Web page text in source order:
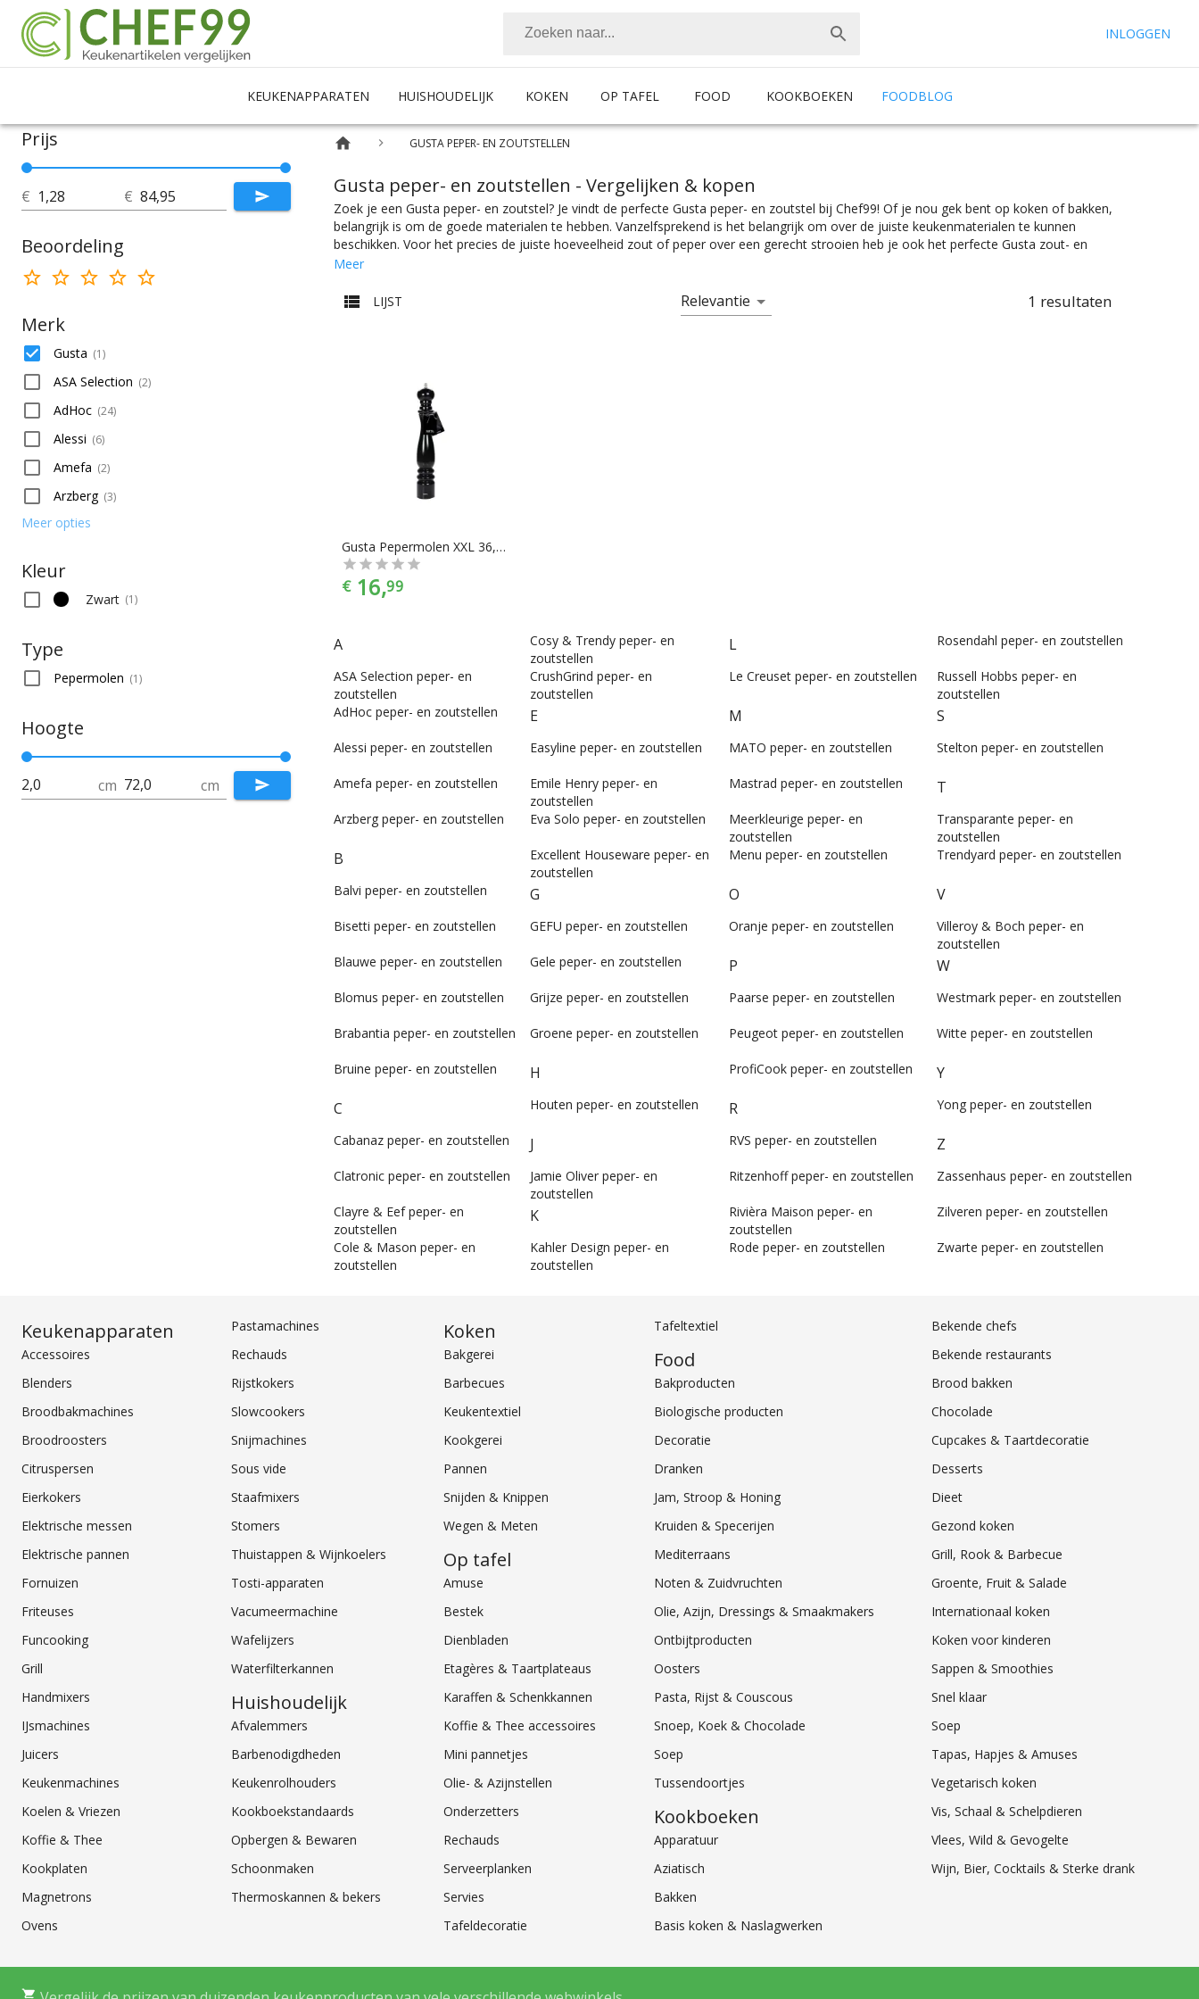
INLOGGEN
KEUKENAPPARATEN HUISHOUDELIJK KOKEN OP TAFEL FOOD KOOKBOEKEN FOODBLOG
Prijs
€ €
Beoordeling
Merk
Gusta (1)
ASA Selection (2)
AdHoc (24)
Alessi (6)
Amefa (2)
Arzberg (3)
Meer opties
Kleur
Zwart (1)
Type
Pepermolen (1)
Hoogte
cm cm
GUSTA PEPER- EN ZOUTSTELLEN
Gusta peper- en zoutstellen - Vergelijken & kopen
Zoek je een Gusta peper- en zoutstel? Je vindt de perfecte Gusta peper- en zoutstel bij Chef99! Of je nou gek bent op koken of bakken,
belangrijk is om de goede materialen te hebben. Vanzelfsprekend is het belangrijk om over de juiste keukenmaterialen te kunnen
beschikken. Voor het precies de juiste hoeveelheid zout of peper over een gerecht strooien heb je ook het perfecte Gusta zout- en
peperstel nodig. Ook het juiste Gusta zout- en peperstel vind je bij Chef99. Of je nou een elektrische pepermolen wilt hebben of een
makkelijk het product met de juiste specificaties. Of je nou een modern uitziend peper- en zoutstel wilt hebben als echte eyecatcher op
tafel of een simpel peper- en zoutstel voor alleen in de keuken, je vindt makkelijk wat je nodig hebt bij Chef99. Peper- en zoutstellen zijn
Meer
LIJST Relevantie 1 resultaten
Gusta Pepermolen XXL 36,5 cm
€ 16,99
A
ASA Selection peper- en
zoutstellen
AdHoc peper- en zoutstellen
Alessi peper- en zoutstellen
Amefa peper- en zoutstellen
Arzberg peper- en zoutstellen
B
Balvi peper- en zoutstellen
Bisetti peper- en zoutstellen
Blauwe peper- en zoutstellen
Blomus peper- en zoutstellen
Brabantia peper- en zoutstellen
Bruine peper- en zoutstellen
C
Cabanaz peper- en zoutstellen
Clatronic peper- en zoutstellen
Clayre & Eef peper- en
zoutstellen
Cole & Mason peper- en
zoutstellen
Cosy & Trendy peper- en
zoutstellen
CrushGrind peper- en
zoutstellen
E
Easyline peper- en zoutstellen
Emile Henry peper- en
zoutstellen
Eva Solo peper- en zoutstellen
Excellent Houseware peper- en
zoutstellen
G
GEFU peper- en zoutstellen
Gele peper- en zoutstellen
Grijze peper- en zoutstellen
Groene peper- en zoutstellen
H
Houten peper- en zoutstellen
J
Jamie Oliver peper- en
zoutstellen
K
Kahler Design peper- en
zoutstellen
L
Le Creuset peper- en zoutstellen
M
MATO peper- en zoutstellen
Mastrad peper- en zoutstellen
Meerkleurige peper- en
zoutstellen
Menu peper- en zoutstellen
O
Oranje peper- en zoutstellen
P
Paarse peper- en zoutstellen
Peugeot peper- en zoutstellen
ProfiCook peper- en zoutstellen
R
RVS peper- en zoutstellen
Ritzenhoff peper- en zoutstellen
Rivièra Maison peper- en
zoutstellen
Rode peper- en zoutstellen
Rosendahl peper- en zoutstellen
Russell Hobbs peper- en
zoutstellen
S
Stelton peper- en zoutstellen
T
Transparante peper- en
zoutstellen
Trendyard peper- en zoutstellen
V
Villeroy & Boch peper- en
zoutstellen
W
Westmark peper- en zoutstellen
Witte peper- en zoutstellen
Y
Yong peper- en zoutstellen
Z
Zassenhaus peper- en zoutstellen
Zilveren peper- en zoutstellen
Zwarte peper- en zoutstellen
Keukenapparaten
Accessoires
Blenders
Broodbakmachines
Broodroosters
Citruspersen
Eierkokers
Elektrische messen
Elektrische pannen
Fornuizen
Friteuses
Funcooking
Grill
Handmixers
IJsmachines
Juicers
Keukenmachines
Koelen & Vriezen
Koffie & Thee
Kookplaten
Magnetrons
Ovens
Pastamachines
Rechauds
Rijstkokers
Slowcookers
Snijmachines
Sous vide
Staafmixers
Stomers
Thuistappen & Wijnkoelers
Tosti-apparaten
Vacumeermachine
Wafelijzers
Waterfilterkannen
Huishoudelijk
Afvalemmers
Barbenodigdheden
Keukenrolhouders
Kookboekstandaards
Opbergen & Bewaren
Schoonmaken
Thermoskannen & bekers
Koken
Bakgerei
Barbecues
Keukentextiel
Kookgerei
Pannen
Snijden & Knippen
Wegen & Meten
Op tafel
Amuse
Bestek
Dienbladen
Etagères & Taartplateaus
Karaffen & Schenkkannen
Koffie & Thee accessoires
Mini pannetjes
Olie- & Azijnstellen
Onderzetters
Rechauds
Serveerplanken
Servies
Tafeldecoratie
Tafeltextiel
Food
Bakproducten
Biologische producten
Decoratie
Dranken
Jam, Stroop & Honing
Kruiden & Specerijen
Mediterraans
Noten & Zuidvruchten
Olie, Azijn, Dressings & Smaakmakers
Ontbijtproducten
Oosters
Pasta, Rijst & Couscous
Snoep, Koek & Chocolade
Soep
Tussendoortjes
Kookboeken
Apparatuur
Aziatisch
Bakken
Basis koken & Naslagwerken
Bekende chefs
Bekende restaurants
Brood bakken
Chocolade
Cupcakes & Taartdecoratie
Desserts
Dieet
Gezond koken
Grill, Rook & Barbecue
Groente, Fruit & Salade
Internationaal koken
Koken voor kinderen
Sappen & Smoothies
Snel klaar
Soep
Tapas, Hapjes & Amuses
Vegetarisch koken
Vis, Schaal & Schelpdieren
Vlees, Wild & Gevogelte
Wijn, Bier, Cocktails & Sterke drank